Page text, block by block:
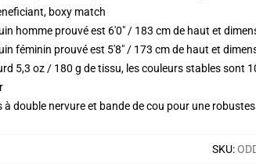
boxy match
homme prouvé est 6'0" / 183 cm de haut et
féminin prouvé est 5'8" / 173 cm de haut et
5,3 oz / 180 g de tissu, les couleurs stables sont
à double nervure et bande de cou pour une
SKU: